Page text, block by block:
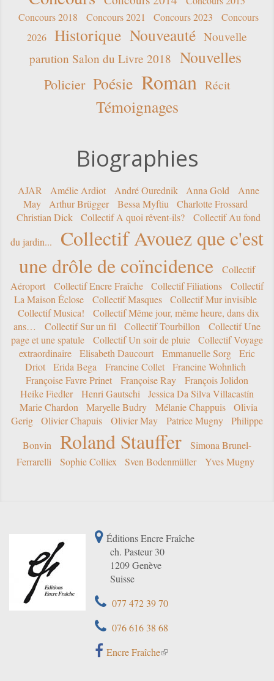
Concours 2018
Concours 2021 Concours 2023
Concours
2026
Historique Nouveauté Nouvelle
parution Salon du Livre 2018 Nouvelles
Policier Poésie Roman Récit
Témoignages
Biographies
AJAR Amélie Ardiot André Ourednik Anna Gold
Anne
May
Arthur Brügger Bessa Myftiu
Charlotte Frossard
Christian Dick
Collectif A quoi rêvent-ils?
Collectif Au fond
du jardin...
Collectif Avouez que c'est
une drôle de coïncidence
Collectif
Aéroport
Collectif Encre Fraîche Collectif Filiations
Collectif
La Maison Éclose
Collectif Masques
Collectif Mur invisible
Collectif Musica!
Collectif Même jour, même heure, dans dix
ans…
Collectif Sur un fil Collectif Tourbillon
Collectif Une
page et une spatule
Collectif Un soir de pluie
Collectif Voyage
extraordinaire
Elisabeth Daucourt Emmanuelle Sorg
Eric
Driot
Erida Bega Francine Collet
Francine Wohnlich
Françoise Favre Prinet
Françoise Ray
François Jolidon
Heike Fiedler
Henri Gautschi
Jessica Da Silva Villacastín
Marie Chardon
Maryelle Budry Mélanie Chappuis
Olivia
Gerig
Olivier Chapuis Olivier May Patrice Mugny
Philippe
Bonvin
Roland Stauffer
Simona Brunel-
Ferrarelli
Sophie Colliex Sven Bodenmüller Yves Mugny
Éditions Encre Fraîche
ch. Pasteur 30
1209 Genève
Suisse
077 472 39 70
076 616 38 68
Encre Fraîche